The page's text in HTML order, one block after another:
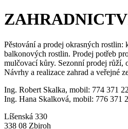
Pěstování a prodej okrasných rostlin:
balkonových rostlin. Prodej potřeb
mulčovací kůry. Sezonní prodej růží,
Návrhy a realizace zahrad a veřejné
Ing. Robert Skalka, mobil: 774 371
Ing. Hana Skalková, mobil: 776 371
Líšenská 330
338 08 Zbiroh